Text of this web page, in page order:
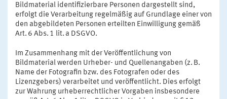
Bildmaterial identifizierbare Personen dargestellt sind,
erfolgt die Verarbeitung regelmäßig auf Grundlage einer von
den abgebildeten Personen erteilten Einwilligung gemäß
Art. 6 Abs. 1 lit. a DSGVO.
Im Zusammenhang mit der Veröffentlichung von
Bildmaterial werden Urheber- und Quellenangaben (z. B.
Name der Fotografin bzw. des Fotografen oder des
Lizenzgebers) verarbeitet und veröffentlicht. Dies erfolgt
zur Wahrung urheberrechtlicher Vorgaben insbesondere